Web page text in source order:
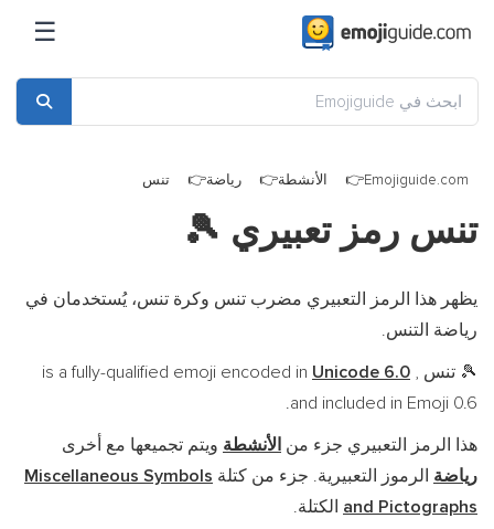
☰
Emojiguide.com الأنشطة رياضة تنس
تنس رمز تعبيري 🎾
يظهر هذا الرمز التعبيري مضرب تنس وكرة تنس، يُستخدمان في
رياضة التنس.
🎾 تنس is a fully-qualified emoji encoded in Unicode 6.0 ,
and included in Emoji 0.6.
هذا الرمز التعبيري جزء من الأنشطة ويتم تجميعها مع أخرى
رياضة الرموز التعبيرية. جزء من كتلة Miscellaneous Symbols
and Pictographs الكتلة.